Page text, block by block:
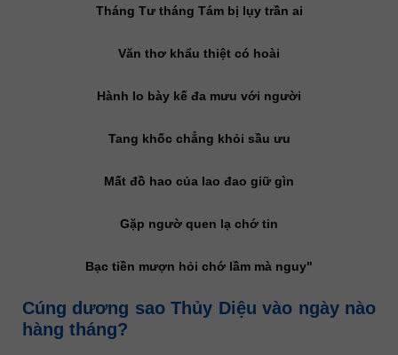
Tháng Tư tháng Tám bị lụy trần ai
Văn thơ khẩu thiệt có hoài
Hành lo bày kế đa mưu với người
Tang khốc chẳng khỏi sầu ưu
Mất đồ hao của lao đao giữ gìn
Gặp ngườ quen lạ chớ tin
Bạc tiền mượn hỏi chớ lầm mà nguy"
Cúng dương sao Thủy Diệu vào ngày nào
hàng tháng?